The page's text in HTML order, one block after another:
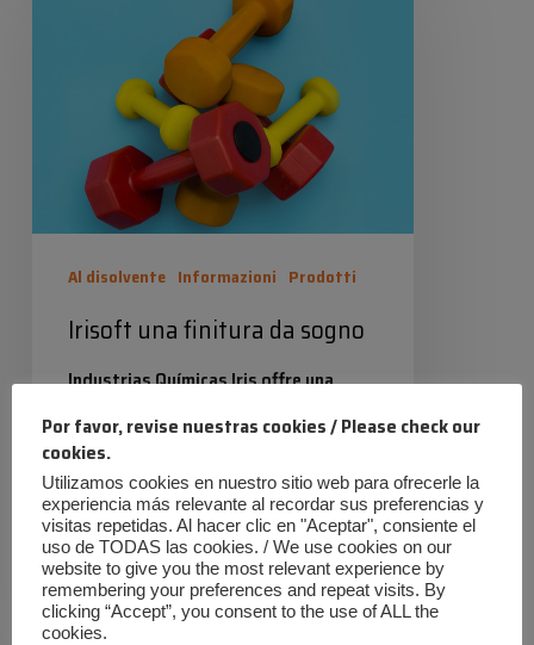
Al disolvente Informazioni Prodotti
Irisoft una finitura da sogno
Industrias Químicas Iris offre una
vasta gamma di prodotti creati con
grande creatività e tecnologia. Uno di
questi è IRISOFT, una finitura che
genera un'impressionante…
Industrias Químicas Iris
31 Gennaio 2025
Por favor, revise nuestras cookies / Please check our
cookies.
Utilizamos cookies en nuestro sitio web para ofrecerle la
experiencia más relevante al recordar sus preferencias y
visitas repetidas. Al hacer clic en "Aceptar", consiente el
uso de TODAS las cookies. / We use cookies on our
website to give you the most relevant experience by
remembering your preferences and repeat visits. By
clicking “Accept”, you consent to the use of ALL the
cookies.